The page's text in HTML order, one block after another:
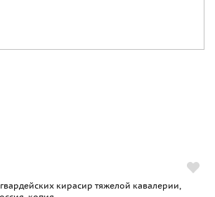
кирасир тяжелой кавалерии,